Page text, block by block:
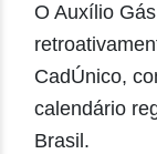
O Auxílio
CadÚnico,
calendário
Brasil.